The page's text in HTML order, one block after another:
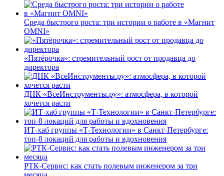
Среда быстрого роста: три истории о работе в «Магнит
OMNI»
«Пятёрочка»: стремительный рост от продавца до
директора
ДНК «ВсеИнструменты.ру»: атмосфера, в которой
хочется расти
ИТ-хаб группы «Т-Технологии» в Санкт-Петербурге:
топ-8 локаций для работы и вдохновения
РТК-Сервис: как стать полевым инженером за три